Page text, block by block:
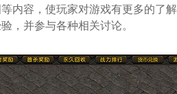
内容，使玩家对游戏有更多的了
，并参与各种相关讨论。